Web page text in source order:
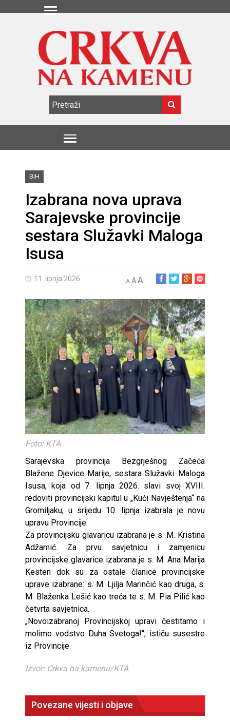
BiH
Izabrana nova uprava
Sarajevske provincije
sestara Služavki Maloga
Isusa
11. lipnja 2026. A AA
Foto: KTA
Sarajevska provincija Bezgrješnog Začeća
Blažene Djevice Marije, sestara Služavki Maloga
Isusa, koja od 7. lipnja 2026. slavi svoj XVIII.
redoviti provincijski kapitul u „Kući Navještenja“ na
Gromiljaku, u srijedu 10. lipnja izabrala je novu
upravu Provincije.
Za provincijsku glavaricu izabrana je s. M. Kristina
Adžamić. Za prvu savjetnicu i zamjenicu
provincijske glavarice izabrana je s. M. Ana Marija
Kesten dok su za ostale članice provincijske
uprave izabrane: s. M. Ljilja Marinčić kao druga, s.
M. Blaženka Lešić kao treća te s. M. Pia Pilić kao
četvrta savjetnica.
„Novoizabranoj Provincijskoj upravi čestitamo i
molimo vodstvo Duha Svetoga!“, ističu susestre
iz Provincije.
Izvor: Crkva na kamenu/KTA
Povezane vijesti i objave